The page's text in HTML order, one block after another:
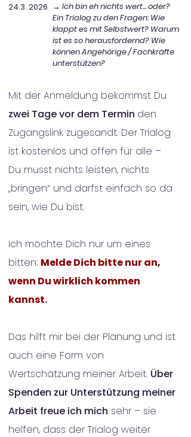
24.3. 2026 → Ich bin eh nichts wert... oder?
Ein Trialog zu den Fragen: Wie
klappt es mit Selbstwert? Warum
ist es so herausfordernd? Wie
können Angehörige / Fachkräfte
unterstützen?
Mit der Anmeldung bekommst Du
zwei Tage vor dem Termin den
Zugangslink zugesandt. Der Trialog
ist kostenlos und offen für alle –
Du musst nichts leisten, nichts
„bringen“ und darfst einfach so da
sein, wie Du bist.
Ich möchte Dich nur um eines
bitten: Melde Dich bitte nur an,
wenn Du wirklich kommen
kannst.
Das hilft mir bei der Planung und ist
auch eine Form von
Wertschätzung meiner Arbeit. Über
Spenden zur Unterstützung meiner
Arbeit freue ich mich sehr – sie
helfen, dass der Trialog weiter